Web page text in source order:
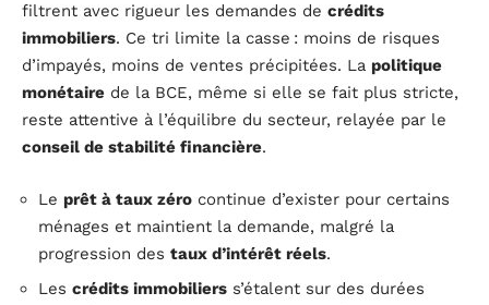
filtrent avec rigueur les demandes de crédits
immobiliers. Ce tri limite la casse : moins de risques
d’impayés, moins de ventes précipitées. La politique
monétaire de la BCE, même si elle se fait plus stricte,
reste attentive à l’équilibre du secteur, relayée par le
conseil de stabilité financière.
Le prêt à taux zéro continue d’exister pour certains
ménages et maintient la demande, malgré la
progression des taux d’intérêt réels.
Les crédits immobiliers s’étalent sur des durées